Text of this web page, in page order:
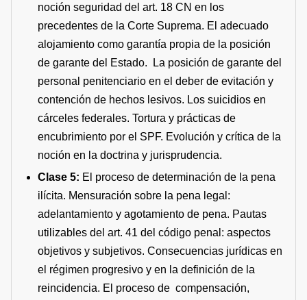
noción seguridad del art. 18 CN en los
precedentes de la Corte Suprema. El adecuado
alojamiento como garantía propia de la posición
de garante del Estado. La posición de garante del
personal penitenciario en el deber de evitación y
contención de hechos lesivos. Los suicidios en
cárceles federales. Tortura y prácticas de
encubrimiento por el SPF. Evolución y crítica de la
noción en la doctrina y jurisprudencia.
Clase 5: El proceso de determinación de la pena
ilícita. Mensuración sobre la pena legal:
adelantamiento y agotamiento de pena. Pautas
utilizables del art. 41 del código penal: aspectos
objetivos y subjetivos. Consecuencias jurídicas en
el régimen progresivo y en la definición de la
reincidencia. El proceso de compensación,